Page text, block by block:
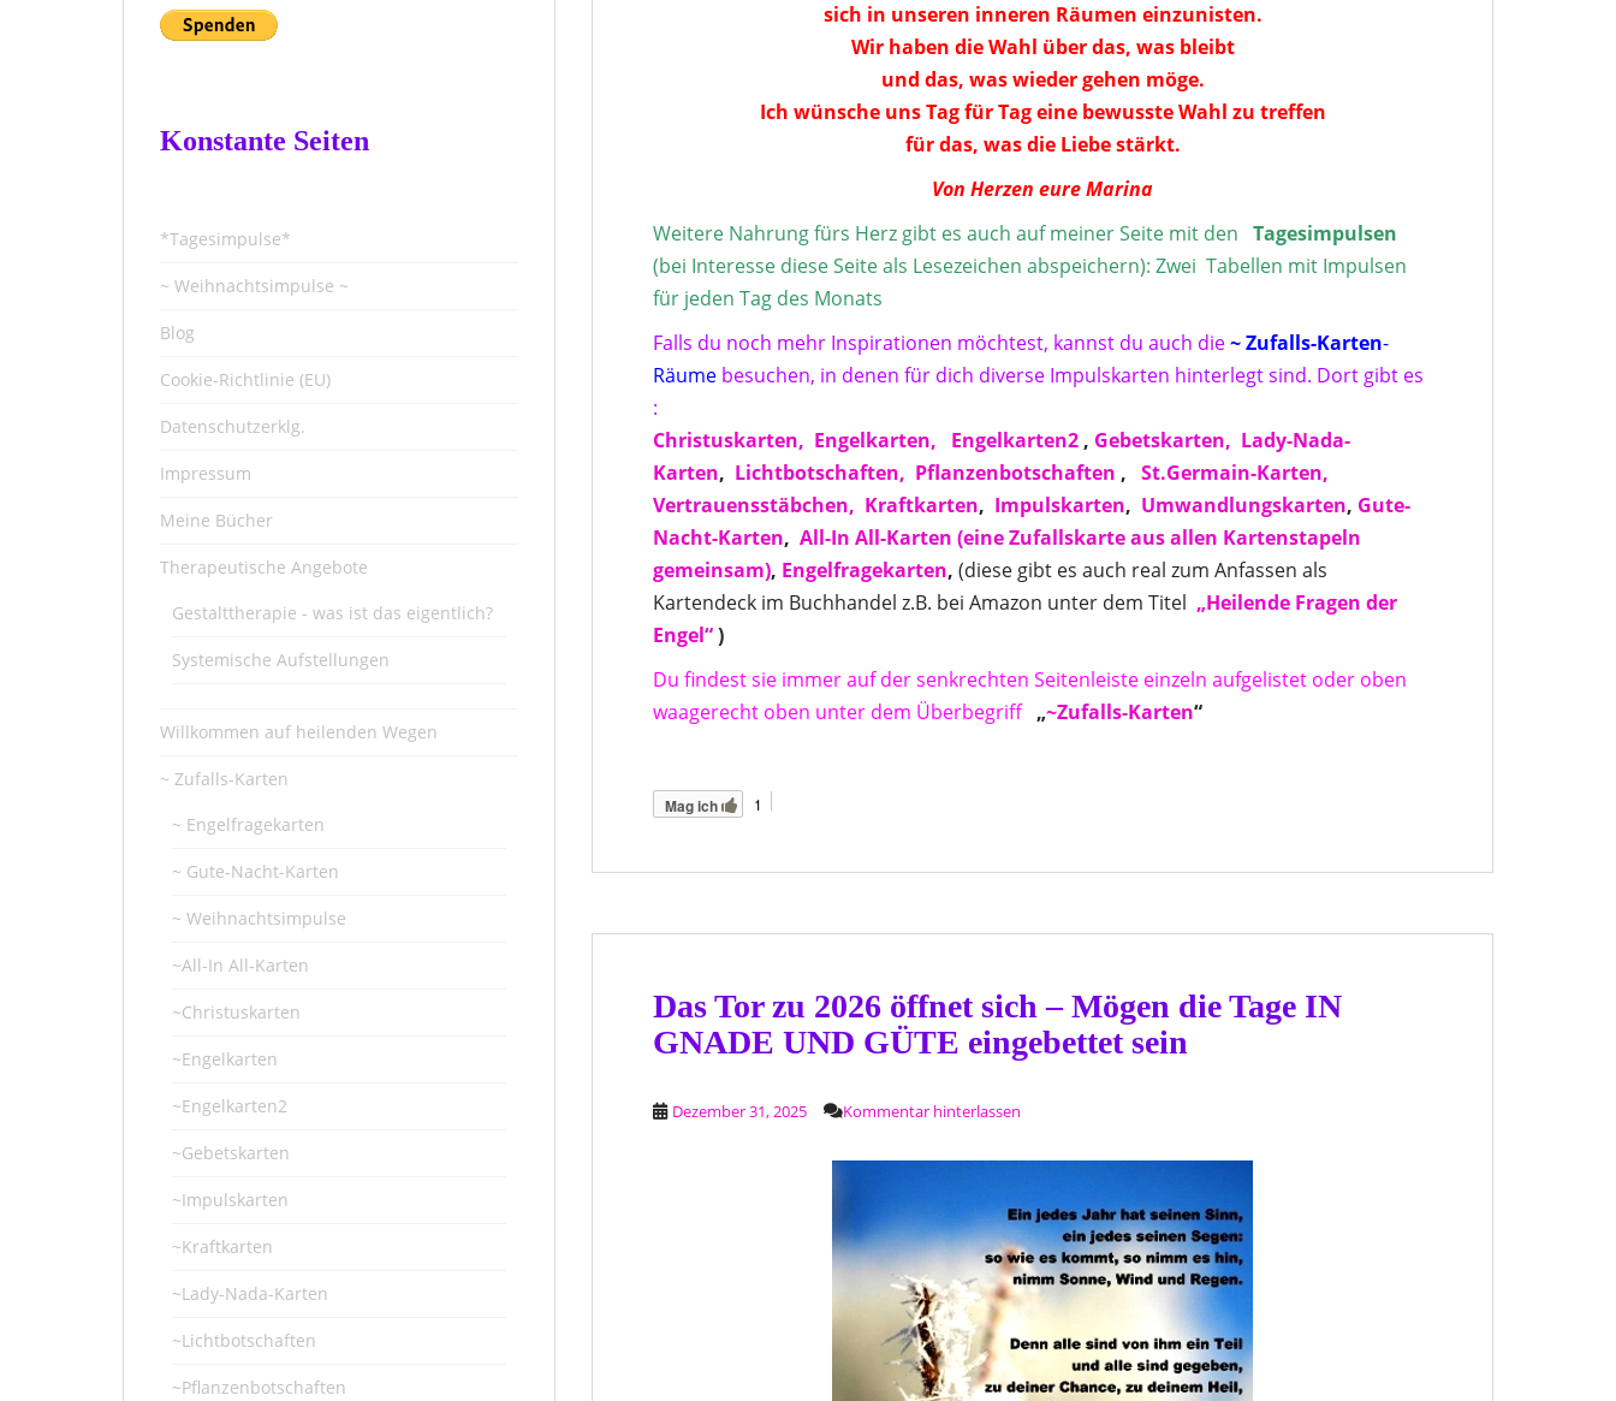
sich in unseren inneren Räumen einzunisten.
Wir haben die Wahl über das, was bleibt
und das, was wieder gehen möge.
Ich wünsche uns Tag für Tag eine bewusste Wahl zu treffen
für das, was die Liebe stärkt.
Von Herzen eure Marina
Weitere Nahrung fürs Herz gibt es auch auf meiner Seite mit den Tagesimpulsen
(bei Interesse diese Seite als Lesezeichen abspeichern): Zwei Tabellen mit Impulsen
für jeden Tag des Monats
Falls du noch mehr Inspirationen möchtest, kannst du auch die~ Zufalls-Karten-
Räume besuchen, in denen für dich diverse Impulskarten hinterlegt sind. Dort gibt es
:
Christuskarten, Engelkarten, Engelkarten2 , Gebetskarten, Lady-Nada-
Karten, Lichtbotschaften, Pflanzenbotschaften , St.Germain-Karten,
Vertrauensstäbchen, Kraftkarten, Impulskarten, Umwandlungskarten, Gute-
Nacht-Karten, All-In All-Karten (eine Zufallskarte aus allen Kartenstapeln
gemeinsam), Engelfragekarten, (diese gibt es auch real zum Anfassen als
Kartendeck im Buchhandel z.B. bei Amazon unter dem Titel „Heilende Fragen der
Engel“)
Du findest sie immer auf der senkrechten Seitenleiste einzeln aufgelistet oder oben
waagerecht oben unter dem Überbegriff „~Zufalls-Karten“
Mag ich 1
Das Tor zu 2026 öffnet sich – Mögen die Tage IN
GNADE UND GÜTE eingebettet sein
Dezember 31, 2025 Kommentar hinterlassen
Konstante Seiten
*Tagesimpulse*
~ Weihnachtsimpulse ~
Blog
Cookie-Richtlinie (EU)
Datenschutzerklg.
Impressum
Meine Bücher
Therapeutische Angebote
Gestalttherapie - was ist das eigentlich?
Systemische Aufstellungen
Willkommen auf heilenden Wegen
~ Zufalls-Karten
~ Engelfragekarten
~ Gute-Nacht-Karten
~ Weihnachtsimpulse
~All-In All-Karten
~Christuskarten
~Engelkarten
~Engelkarten2
~Gebetskarten
~Impulskarten
~Kraftkarten
~Lady-Nada-Karten
~Lichtbotschaften
~Pflanzenbotschaften